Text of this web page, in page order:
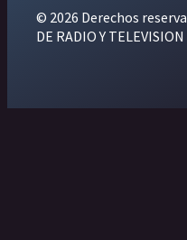
© 2026 Derechos
DE RADIO Y